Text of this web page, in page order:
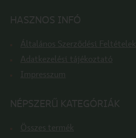
HASZNOS INFÓ
Általános Szerződési Feltételek
Adatkezelési tájékoztató
Impresszum
NÉPSZERŰ KATEGÓRIÁK
Összes termék